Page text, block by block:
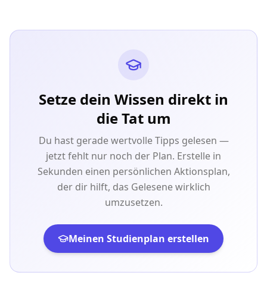
Setze dein Wissen direkt in
die Tat um
Du hast gerade wertvolle Tipps gelesen —
jetzt fehlt nur noch der Plan. Erstelle in
Sekunden einen persönlichen Aktionsplan,
der dir hilft, das Gelesene wirklich
umzusetzen.
Meinen Studienplan erstellen